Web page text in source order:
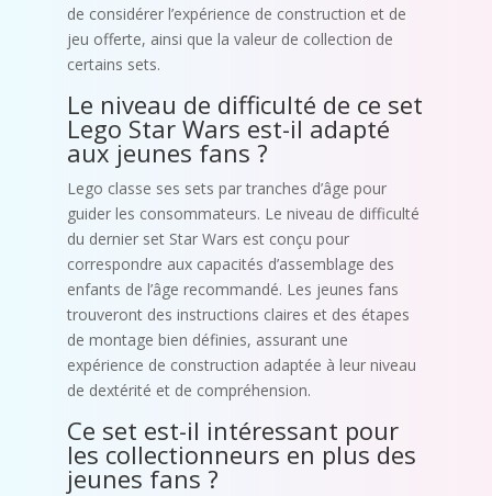
de considérer l’expérience de construction et de
jeu offerte, ainsi que la valeur de collection de
certains sets.
Le niveau de difficulté de ce set
Lego Star Wars est-il adapté
aux jeunes fans ?
Lego classe ses sets par tranches d’âge pour
guider les consommateurs. Le niveau de difficulté
du dernier set Star Wars est conçu pour
correspondre aux capacités d’assemblage des
enfants de l’âge recommandé. Les jeunes fans
trouveront des instructions claires et des étapes
de montage bien définies, assurant une
expérience de construction adaptée à leur niveau
de dextérité et de compréhension.
Ce set est-il intéressant pour
les collectionneurs en plus des
jeunes fans ?